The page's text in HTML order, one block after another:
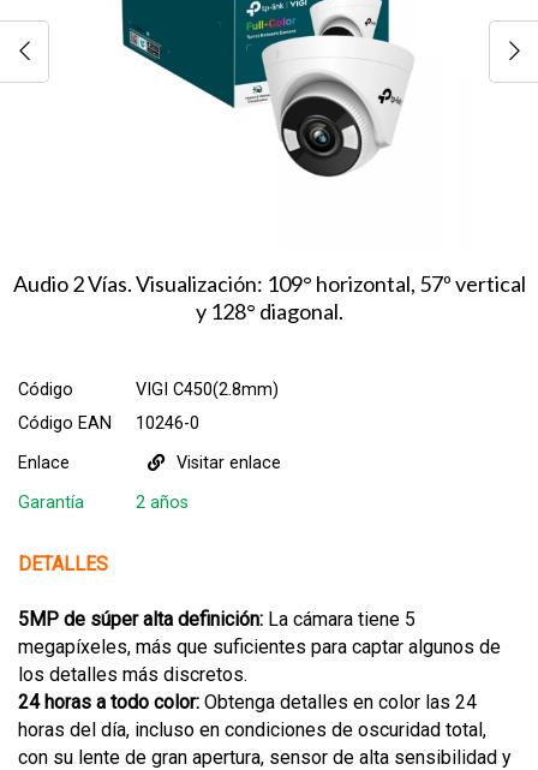
Audio 2 Vías. Visualización: 109° horizontal, 57º vertical
y 128° diagonal.
Código
VIGI C450(2.8mm)
Código EAN
10246-0
Enlace
Visitar enlace
Garantía
2 años
DETALLES
5MP de súper alta definición: La cámara tiene 5
megapíxeles, más que suficientes para captar algunos de
los detalles más discretos.
24 horas a todo color: Obtenga detalles en color las 24
horas del día, incluso en condiciones de oscuridad total,
con su lente de gran apertura, sensor de alta sensibilidad y